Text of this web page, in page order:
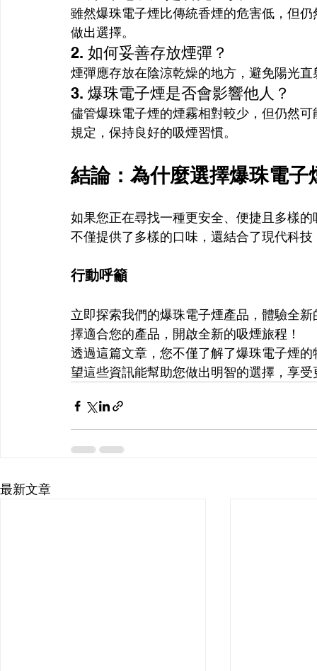
雖然爆珠電子煙比傳統香煙的危害低，但
做出選擇。
2. 如何妥善存放煙彈？
煙彈應存放在陰涼乾燥的地方，避免陽光
3. 爆珠電子煙是否會影響他人？
儘管爆珠電子煙的煙霧相對較少，但仍然
規定，保持良好的吸煙習慣。
結論：為什麼選擇爆珠電子
如果您正在尋找一種更安全、便捷且多樣
不僅提供了多樣的口味，還結合了現代科
行動呼籲
立即探索我們的爆珠電子煙產品，體驗全
擇適合您的產品，開啟全新的吸煙旅程！
透過這篇文章，您不僅了解了爆珠電子煙
望這些資訊能幫助您做出明智的選擇，享
最新文章